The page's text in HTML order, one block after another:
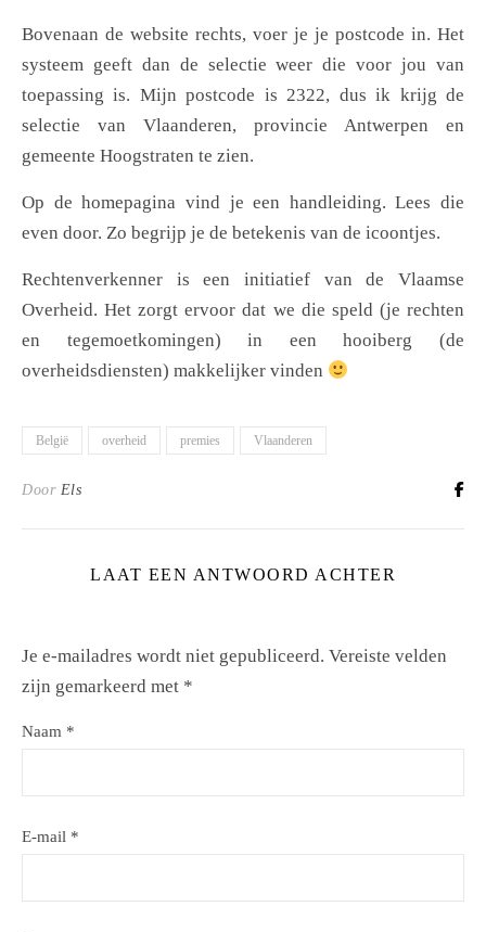
Bovenaan de website rechts, voer je je postcode in. Het
systeem geeft dan de selectie weer die voor jou van
toepassing is. Mijn postcode is 2322, dus ik krijg de
selectie van Vlaanderen, provincie Antwerpen en
gemeente Hoogstraten te zien.
Op de homepagina vind je een handleiding. Lees die
even door. Zo begrijp je de betekenis van de icoontjes.
Rechtenverkenner is een initiatief van de Vlaamse
Overheid. Het zorgt ervoor dat we die speld (je rechten
en tegemoetkomingen) in een hooiberg (de
overheidsdiensten) makkelijker vinden
België overheid premies Vlaanderen
Door Els
LAAT EEN ANTWOORD ACHTER
Je e-mailadres wordt niet gepubliceerd. Vereiste velden
zijn gemarkeerd met *
Naam *
E-mail *